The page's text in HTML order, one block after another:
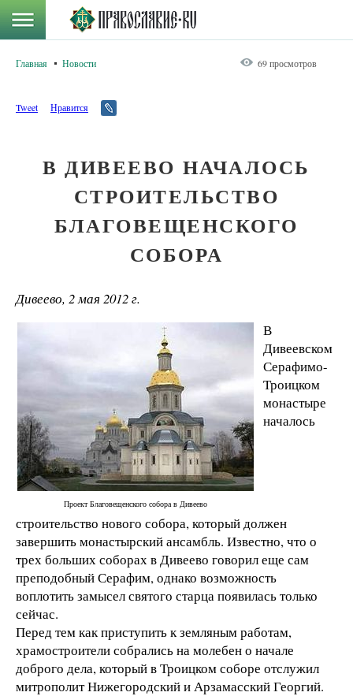
Главная Новости 69 просмотров
Tweet Нравится
В ДИВЕЕВО НАЧАЛОСЬ
СТРОИТЕЛЬСТВО
БЛАГОВЕЩЕНСКОГО
СОБОРА
Дивеево, 2 мая 2012 г.
Проект Благовещенского собора в Дивеево
В
Дивеевском
Серафимо-
Троицком
монастыре
началось
строительство нового собора, который должен
завершить монастырский ансамбль. Известно, что о
трех больших соборах в Дивеево говорил еще сам
преподобный Серафим, однако возможность
воплотить замысел святого старца появилась только
сейчас.
Перед тем как приступить к земляным работам,
храмостроители собрались на молебен о начале
доброго дела, который в Троицком соборе отслужил
митрополит Нижегородский и Арзамасский Георгий.